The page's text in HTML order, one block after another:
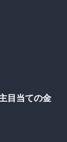
目当ての金